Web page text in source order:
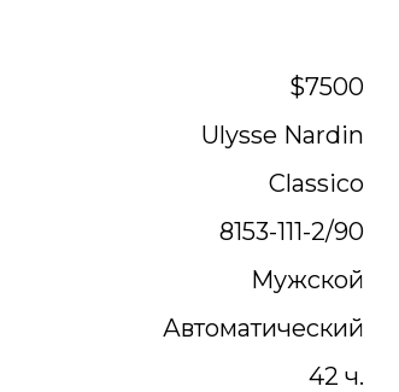
$7500
Ulysse Nardin
Classico
8153-111-2/90
Мужской
Автоматический
42 ч.